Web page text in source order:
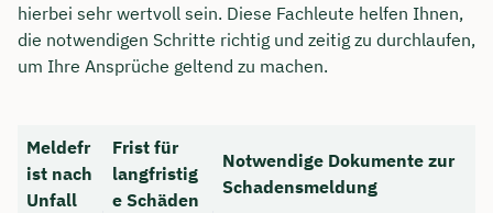
hierbei sehr wertvoll sein. Diese Fachleute helfen Ihnen,
die notwendigen Schritte richtig und zeitig zu durchlaufen,
um Ihre Ansprüche geltend zu machen.
Meldefr
ist nach
Unfall
Frist für
langfristig
e Schäden
Notwendige Dokumente zur
Schadensmeldung